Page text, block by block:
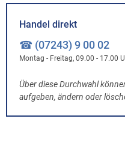
Handel direkt
☎ (07243) 9 00 02
Montag - Freitag, 09.00 - 17.00
Über diese Durchwahl
aufgeben, ändern oder